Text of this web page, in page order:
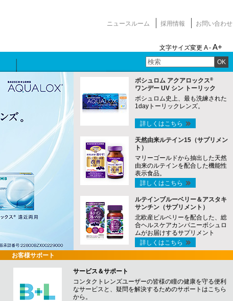
ニュースルーム 採用情報 お問い合わせ
文字サイズ変更 A - A+
OK
ボシュロム アクアロックス®
ワンデー UV シン トーリック
ボシュロム史上、最も洗練された
1dayトーリックレンズ。
詳しくはこちら
天然由来ルテイン15（サプリメン
ト）
マリーゴールドから抽出した天然
由来のルテインを配合した機能性
表示食品。
詳しくはこちら
ルテインブルーベリー＆アスタキ
サンチン（サプリメント）
北欧産ビルベリーを配合した、総
合ヘルスケアカンパニーボシュロ
ムがお届けするサプリメント
詳しくはこちら
お客様サポート
サービス＆サポート
コンタクトレンズユーザーの皆様の瞳の健康を守る便利
なサービスと、疑問を解決するためのサポートはこちら
から。